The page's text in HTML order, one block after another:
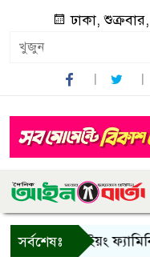
ঢাকা,
সর্বশেষঃইয়ং